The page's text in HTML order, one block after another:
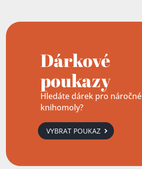
Dárkové
poukazy
Hledáte dárek pro náročné
knihomoly?
VYBRAT POUKAZ